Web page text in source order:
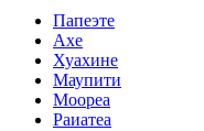
Папеэте
Ахе
Хуахине
Маупити
Моореа
Раиатеа